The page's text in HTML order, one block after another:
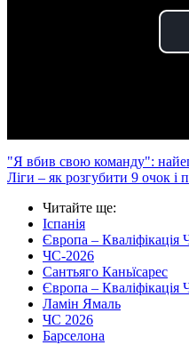
"Я вбив свою команду":
Ліги – як розгубити 9 очок і
Читайте ще:
Іспанія
Європа – Кваліфікація
ЧС-2026
Сантьяго Каньїсарес
Європа – Кваліфікація
Ламін Ямаль
ЧС 2026
Барселона